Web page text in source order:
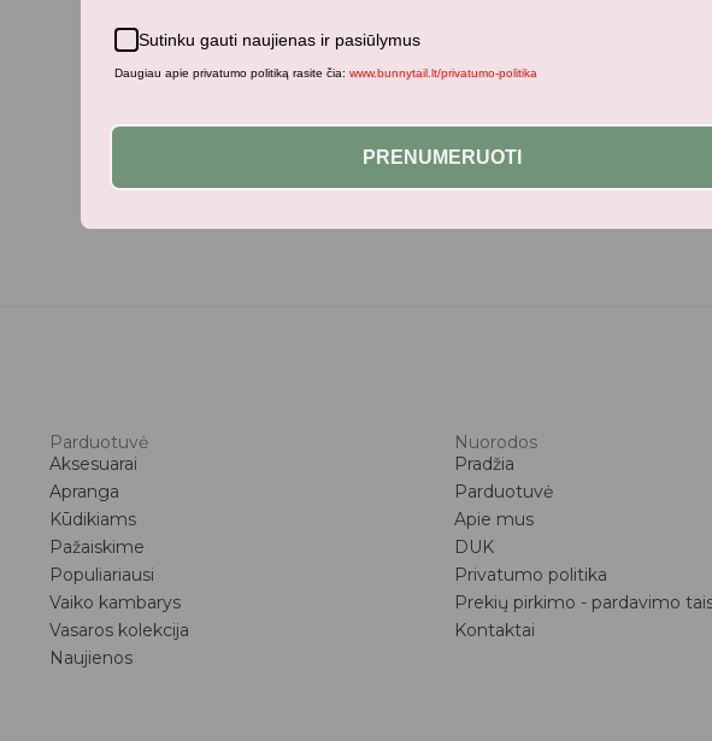
Panašūs produktai
Neseniai žiūrėti produktai
Parduotuvė
Aksesuarai
Apranga
Kūdikiams
Pažaiskime
Populiariausi
Vaiko kambarys
Vasaros kolekcija
Naujienos
Nuorodos
Pradžia
Parduotuvė
Apie mus
DUK
Privatumo politika
Prekių pirkimo - pardavimo
Kontaktai
Sutinku gauti naujienas ir pasiūlymus
Daugiau apie privatumo politiką rasite čia: www.bunnytail.lt/privatumo-politika
PRENUMERUOTI